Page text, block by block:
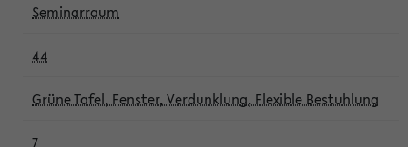
Seminarraum
44
Grüne Tafel, Fenster, Verdunklung, Flexible Bestuhlung
7